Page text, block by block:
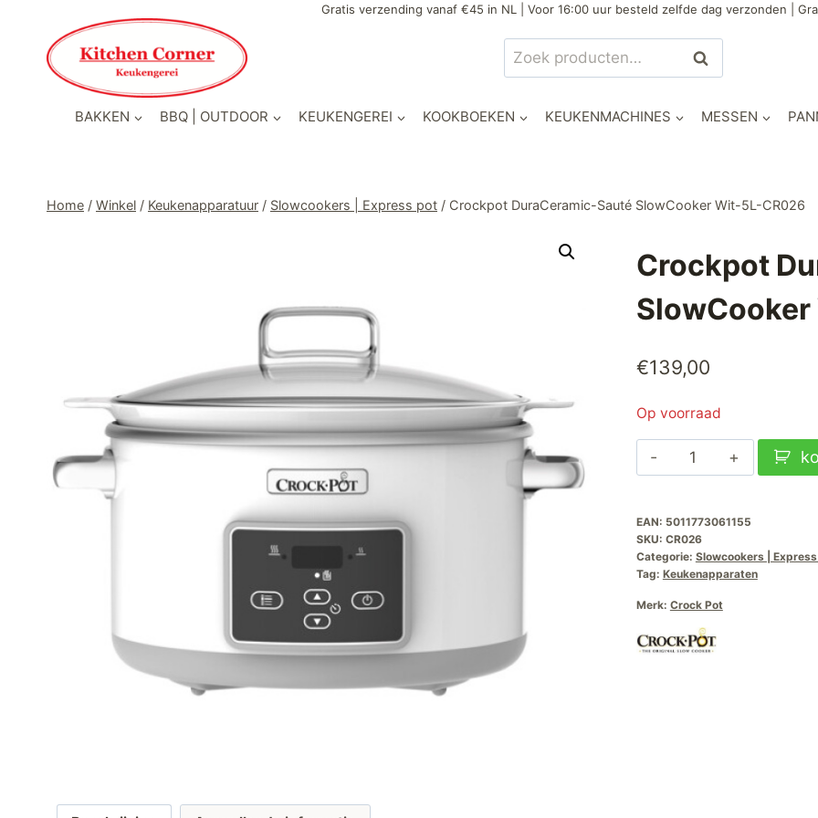
inhoud
Gratis verzending vanaf €45 in NL | Voor 16:00 uur besteld zelfde dag verzonden |
Zoeken
naar:
Zoeken
BAKKEN BBQ | OUTDOOR KEUKENGEREI KOOKBOEKEN KEUKENMACHINES MESSEN
Home / Winkel / Keukenapparatuur / Slowcookers | Express pot / Crockpot DuraCeramic-Sauté SlowCooker Wit-5L-CR026
Crockpot
€139,00
Op voorraad
Crockpot
DuraCeramic-
SlowCooker
Wit-
5L-
CR026
aantal
EAN: 5011773061155
SKU: CR026
Categorie: Slowcookers |
Tag: Keukenapparaten
Merk: Crock Pot